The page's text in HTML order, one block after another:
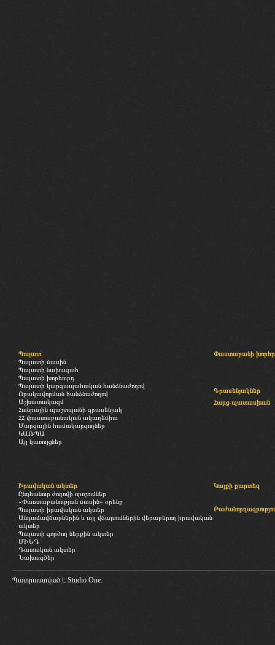
Պալատ
Պալատի մասին
Պալատի նախագահ
Պալատի խորհուրդ
Պալատի կարգապահական հանձնաժողով
Որակավորման հանձնաժողով
Աշխատակազմ
Հանրային պաշտպանի գրասենյակ
ՀՀ փաստաբանական ակադեմիա
Մարզային համակարգողներ
ԿԱՌՊԱ
Այլ կառույցներ
Փաստաբանի
Գրասենյակներ
Հարց-պատասխան
Իրավական ակտեր
Ընդհանուր ժողովի որոշումներ
«Փաստաբանության մասին» օրենք
Պալատի իրավական ակտեր
Անդամավճարներին և այլ վճարումներին վերաբերող իրավական
ակտեր
Պալատի գործող ներքին ակտեր
ՄԻԵԴ
Դատական ակտեր
Նախագծեր
Կայքի քարտեզ
Պատրաստված է Studio One.